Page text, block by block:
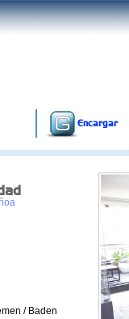
Encargar
/ Baden